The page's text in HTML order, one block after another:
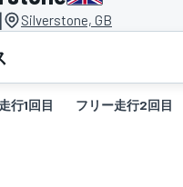
| Silverstone, GB
行1回目 フリー走行2回目